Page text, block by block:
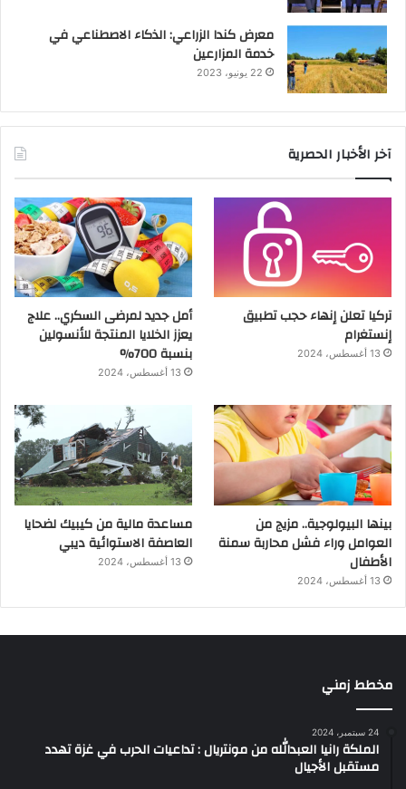
معرض كندا الزراعي: الذكاء الاصطناعي في
خدمة المزارعين
22 يونيو، 2023
آخر الأخبار الحصرية
تركيا تعلن إنهاء حجب تطبيق
إنستغرام
13 أغسطس، 2024
أمل جديد لمرضى السكري.. علاج
يعزز الخلايا المنتجة للأنسولين
بنسبة 700%
13 أغسطس، 2024
بينها البيولوجية.. مزيج من
العوامل وراء فشل محاربة سمنة
الأطفال
13 أغسطس، 2024
مساعدة مالية من كيبيك لضحايا
العاصفة الاستوائية ديبي
13 أغسطس، 2024
مخطط زمني
24 سبتمبر، 2024
الملكة رانيا العبدالله من مونتريال : تداعيات الحرب في غزة تهدد
مستقبل الأجيال